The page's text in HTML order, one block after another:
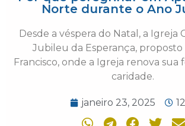
Norte durante o Ano
Desde a véspera do Natal, a Igreja
Jubileu da Esperança, proposto
Francisco, onde a Igreja renova sua
caridade.
janeiro 23, 2025